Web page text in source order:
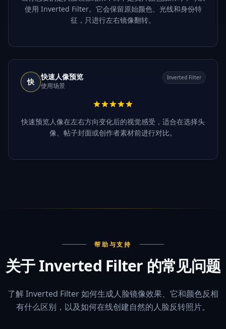
使用 Inverted Filter。它会保留原始颜色、光线和身份特
征，只进行左右镜像翻转。
快
快速人像预览
使用场景
Inverted Filter
快速预览人像在左右方向变化后的视觉感受，适合在选择头
像、帖子封面或创作者素材前进行对比。
帮助与支持
关于 Inverted Filter 的常见问题
了解 Inverted Filter 如何生成人脸镜像效果、它和颜色反相
有什么区别，以及如何在线创建自然的人脸反转照片。